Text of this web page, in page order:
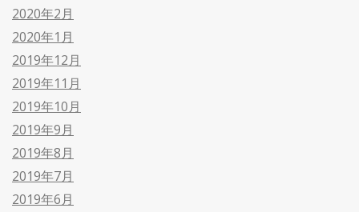
2020年2月
2020年1月
2019年12月
2019年11月
2019年10月
2019年9月
2019年8月
2019年7月
2019年6月